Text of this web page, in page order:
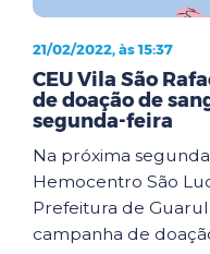
21/02/2022, às 15:37
CEU Vila São
de doação de
segunda-feira
Na próxima
Hemocentro São
Prefeitura de
campanha de